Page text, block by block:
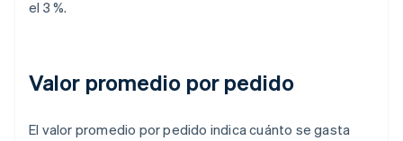
el 3 %.
Valor promedio por pedido
El valor promedio por pedido indica cuánto se gasta